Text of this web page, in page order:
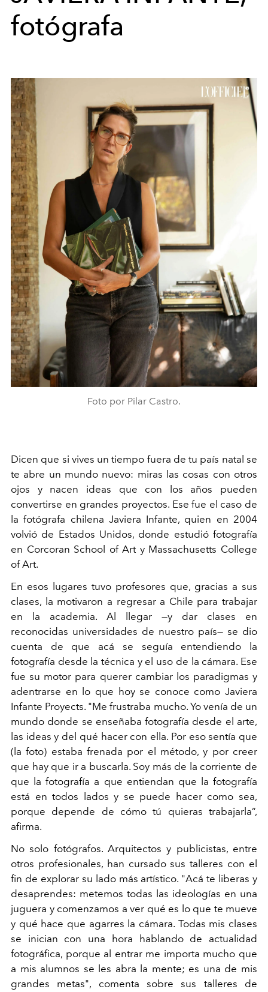
fotógrafa
Foto por Pilar Castro.
Dicen que si vives un tiempo fuera de tu país natal se
te abre un mundo nuevo: miras las cosas con otros
ojos y nacen ideas que con los años pueden
convertirse en grandes proyectos. Ese fue el caso de
la fotógrafa chilena Javiera Infante, quien en 2004
volvió de Estados Unidos, donde estudió fotografía
en Corcoran School of Art y Massachusetts College
of Art.
En esos lugares tuvo profesores que, gracias a sus
clases, la motivaron a regresar a Chile para trabajar
en la academia. Al llegar —y dar clases en
reconocidas universidades de nuestro país— se dio
cuenta de que acá se seguía entendiendo la
fotografía desde la técnica y el uso de la cámara. Ese
fue su motor para querer cambiar los paradigmas y
adentrarse en lo que hoy se conoce como Javiera
Infante Proyects. "Me frustraba mucho. Yo venía de un
mundo donde se enseñaba fotografía desde el arte,
las ideas y del qué hacer con ella. Por eso sentía que
(la foto) estaba frenada por el método, y por creer
que hay que ir a buscarla. Soy más de la corriente de
que la fotografía a que entiendan que la fotografía
está en todos lados y se puede hacer como sea,
porque depende de cómo tú quieras trabajarla”,
afirma.
No solo fotógrafos. Arquitectos y publicistas, entre
otros profesionales, han cursado sus talleres con el
fin de explorar su lado más artístico. "Acá te liberas y
desaprendes: metemos todas las ideologías en una
juguera y comenzamos a ver qué es lo que te mueve
y qué hace que agarres la cámara. Todas mis clases
se inician con una hora hablando de actualidad
fotográfica, porque al entrar me importa mucho que
a mis alumnos se les abra la mente; es una de mis
grandes metas", comenta sobre sus talleres de